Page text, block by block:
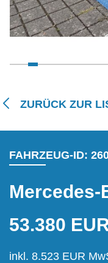
ZURÜCK ZUR
FAHRZEUG-ID:
Mercedes-
53.380 EUR
inkl. 8.523 EUR